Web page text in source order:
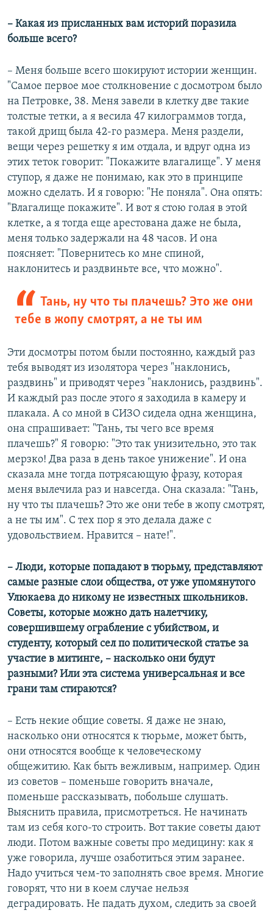
​– Какая из присланных вам историй поразила
больше всего?
– Меня больше всего шокируют истории женщин.
"Самое первое мое столкновение с досмотром было
на Петровке, 38. Меня завели в клетку две такие
толстые тетки, а я весила 47 килограммов тогда,
такой дрищ была 42-го размера. Меня раздели,
вещи через решетку я им отдала, и вдруг одна из
этих теток говорит: "Покажите влагалище". У меня
ступор, я даже не понимаю, как это в принципе
можно сделать. И я говорю: "Не поняла". Она опять:
"Влагалище покажите". И вот я стою голая в этой
клетке, а я тогда еще арестована даже не была,
меня только задержали на 48 часов. И она
поясняет: "Повернитесь ко мне спиной,
наклонитесь и раздвиньте все, что можно".
Тань, ну что ты плачешь? Это же они
тебе в жопу смотрят, а не ты им
Эти досмотры потом были постоянно, каждый раз
тебя выводят из изолятора через "наклонись,
раздвинь" и приводят через "наклонись, раздвинь".
И каждый раз после этого я заходила в камеру и
плакала. А со мной в СИЗО сидела одна женщина,
она спрашивает: "Тань, ты чего все время
плачешь?" Я говорю: "Это так унизительно, это так
мерзко! Два раза в день такое унижение". И она
сказала мне тогда потрясающую фразу, которая
меня вылечила раз и навсегда. Она сказала: "Тань,
ну что ты плачешь? Это же они тебе в жопу смотрят,
а не ты им". С тех пор я это делала даже с
удовольствием. Нравится – нате!".
– Люди, которые попадают в тюрьму, представляют
самые разные слои общества, от уже упомянутого
Улюкаева до никому не известных школьников.
Советы, которые можно дать налетчику,
совершившему ограбление с убийством, и
студенту, который сел по политической статье за
участие в митинге, –​ насколько они будут
разными? Или эта система универсальная и все
грани там стираются?
– Есть некие общие советы. Я даже не знаю,
насколько они относятся к тюрьме, может быть,
они относятся вообще к человеческому
общежитию. Как быть вежливым, например. Один
из советов – поменьше говорить вначале,
поменьше рассказывать, побольше слушать.
Выяснить правила, присмотреться. Не начинать
там из себя кого-то строить. Вот такие советы дают
люди. Потом важные советы про медицину: как я
уже говорила, лучше озаботиться этим заранее.
Надо учиться чем-то заполнять свое время. Многие
говорят, что ни в коем случае нельзя
деградировать. Не падать духом, следить за своей